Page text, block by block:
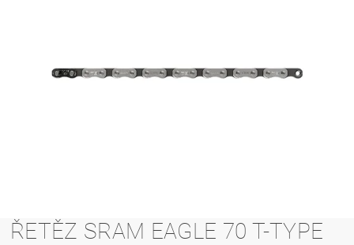
ŘETĚZ SRAM EAGLE 70 T-TYPE